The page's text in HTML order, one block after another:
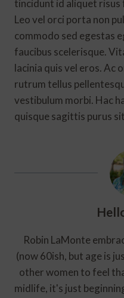
tincidunt id aliquet
Leo vel orci porta non
commodo sed egestas
faucibus scelerisque.
lacinia quis vel eros. Ac
rutrum tellus
vestibulum morbi. Hac
quisque sagittis purus
Robin LaMonte
(now 60ish, but age is
other women to feel
midlife, it's just